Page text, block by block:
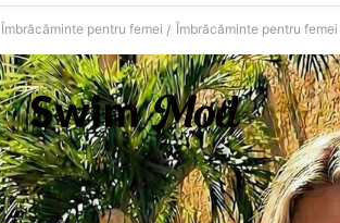
Îmbrăcăminte pentru femei / Îmbrăcăminte pentru femei